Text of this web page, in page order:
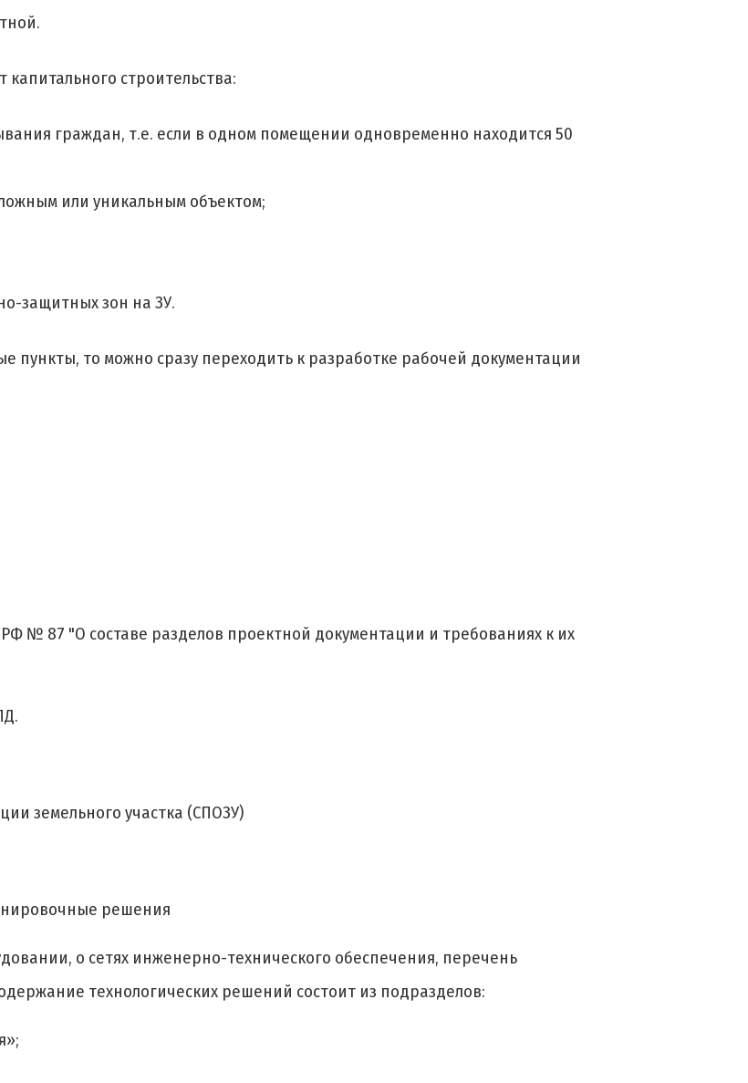
капитального строительства:
граждан, т.е. если в одном помещении одновременно находится 50
или уникальным объектом;
защитных зон на ЗУ.
пункты, то можно сразу переходить к разработке рабочей документации
№ 87 "О составе разделов проектной документации и требованиях к их
земельного участка (СПОЗУ)
решения
о сетях инженерно-технического обеспечения, перечень
технологических решений состоит из подразделов: